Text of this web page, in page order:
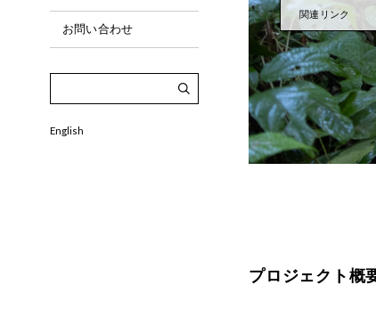
お問い合わせ
English
関連リンク
プロジェクト概